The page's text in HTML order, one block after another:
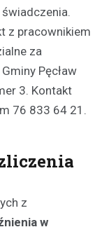
z pracownikiem
za
Pęcław
3. Kontakt
76 833 64 21.
z
w